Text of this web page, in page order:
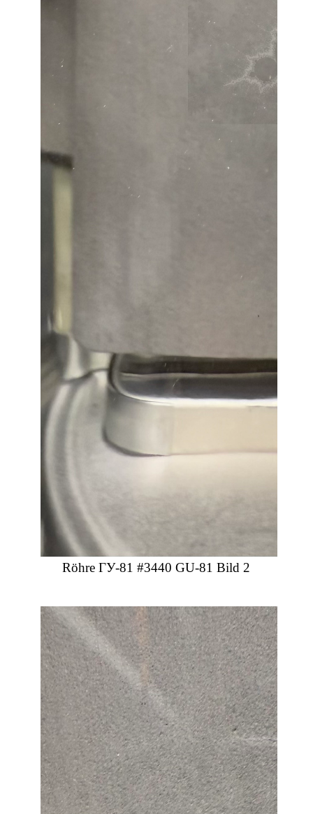
Röhre ГУ-81 #3440 GU-81 Bild 2